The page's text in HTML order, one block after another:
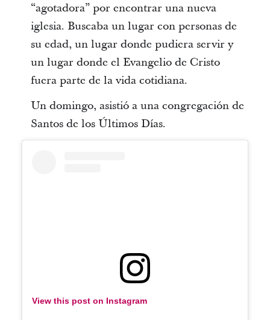
“agotadora” por encontrar una nueva
iglesia. Buscaba un lugar con personas de
su edad, un lugar donde pudiera servir y
un lugar donde el Evangelio de Cristo
fuera parte de la vida cotidiana.
Un domingo, asistió a una congregación de
Santos de los Últimos Días.
View this post on Instagram